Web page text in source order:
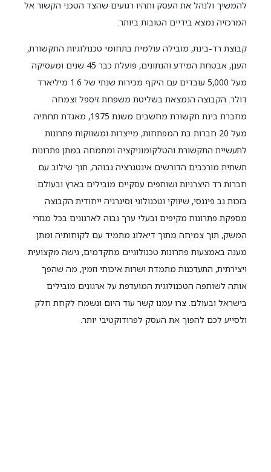
להמשיך ולנהל את העסק ותהיו רגועים שהצד הטכני הקשור אל
המרכזיה נמצא בידיים הטובות ביותר.
קבוצת רד-בינת, מובילה עולמית בתחומי טכנולוגיות התקשורת,
הענן, אבטחת המידע והנתונים, פועלת כבר 45 שנים ומעסיקה
מעל 5,000 עובדים עם היקף מכירות שנתי של 1.6 מיליארד
דולר. הקבוצה הנמצאת בשליטת משפחת זיספל וצמחה
מחברת בינת תקשורת מחשבים משנת 1975, מאגדת תחתיה
מעל 20 חברות בת המפתחות, מייצרות ומשווקות פתרונות
לתעשיית התקשורת והטלקומוניקציה ומתמחה במתן פתרונות
תשתית מורכבים הדורשים אינטגרציה גבוהה, תוך שילוב עם
חברות רד היצרניות ושותפים עסקיים מובילים בארץ ובעולם.
בזכות גב פיננסי, שיווקי וטכנולוגי וסינרגיה ייחודית הקבוצה
מספקת פתרונות מקיפים ובעלי ערך גבוה לארגונים בכל מגזרי
המשק, תוך צמיחה מתוך דיאלוג מתמיד עם לקוחותיה ומתן
מענה באמצעות פתרונות טכנולוגיים מתקדמים, גישה מקצועית
ויצירתית, התעדכנות מתמדת ושרות איכותי וזמין, מה שהפך
אותה לשותפה הטכנולוגית המועדפת על ארגונים מובילים
בישראל ובעולם. צרו עמנו קשר עוד היום ונשמח לקחת חלק
ולסייע לכם להפוך את העסק לפרודוקטיבי יותר.